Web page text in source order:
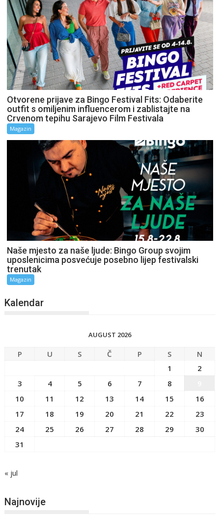
Otvorene prijave za Bingo Festival Fits: Odaberite
outfit s omiljenim influencerom i zablistajte na
Crvenom tepihu Sarajevo Film Festivala
Magazin
Naše mjesto za naše ljude: Bingo Group svojim
uposlenicima posvećuje posebno lijep festivalski
trenutak
Magazin
Kalendar
AUGUST 2026
P U S Č P S
N
1
2
3
4 5 6 7 8
10
11 12 13 14 15
16
17
18 19 20 21 22
23
24
25 26 27 28 29
30
31
« jul
Najnovije